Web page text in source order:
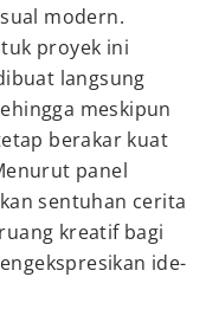
modern.
proyek ini
langsung
meskipun
berakar kuat
panel
sentuhan cerita
kreatif bagi
ide-